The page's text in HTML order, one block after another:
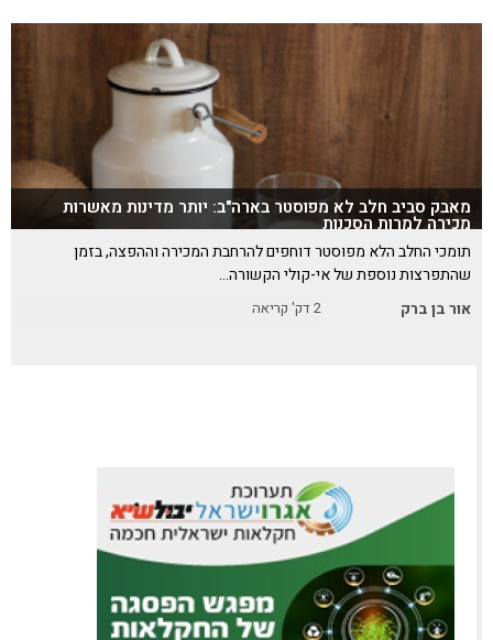
מאבק סביב חלב לא מפוסטר בארה"ב: יותר מדינות מאשרות
מכירה למרות הסכנות
תומכי החלב הלא מפוסטר דוחפים להרחבת המכירה וההפצה, בזמן
שהתפרצות נוספת של אי-קולי הקשורה…
אור בן ברק
2דק' קריאה